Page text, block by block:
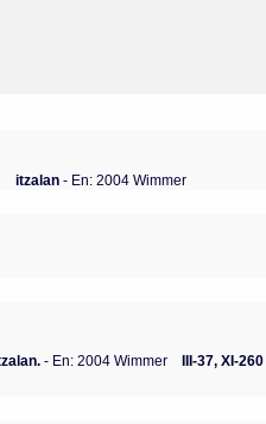
itzalan- En: 2004 Wimmer
- En: 2004 Wimmer III-37, XI-260